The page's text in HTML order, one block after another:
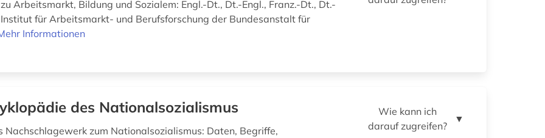
Arbeitsmarkt, Bildung und Sozialem: Engl.-Dt., Dt.-Engl., Franz.-Dt., Dt.-
Institut für Arbeitsmarkt- und Berufsforschung der Bundesanstalt für
Informationen
des Nationalsozialismus
Nachschlagewerk zum Nationalsozialismus: Daten, Begriffe,
Wie kann ich
darauf zugreifen?
▼